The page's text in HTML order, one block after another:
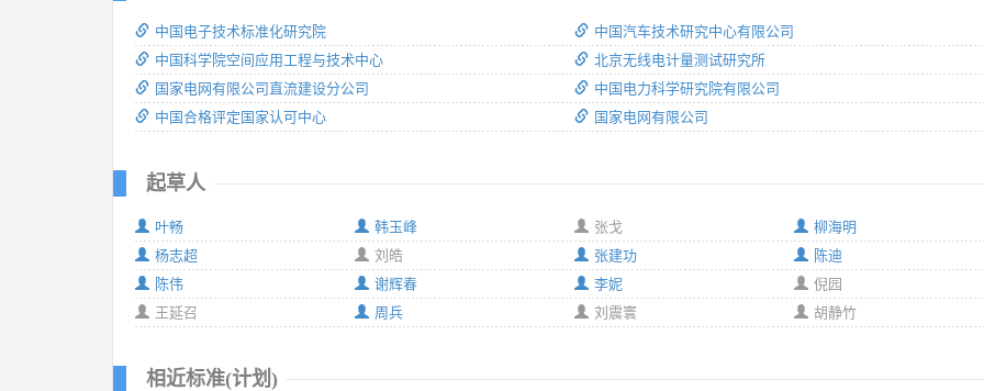
中国电子技术标准化研究院
中国科学院空间应用工程与技术中心
国家电网有限公司直流建设分公司
中国合格评定国家认可中心
中国汽车技术研究中心有限公司
北京无线电计量测试研究所
中国电力科学研究院有限公司
国家电网有限公司
起草人
叶畅
韩玉峰
杨志超
刘皓
陈伟
谢辉春
王延召
周兵
张戈
柳海明
张建功
陈迪
李妮
倪园
刘震寰
胡静竹
相近标准(计划)